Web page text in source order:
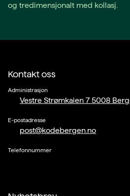
og tredimensjonalt med kollasj.
Kontakt oss
Administrasjon
Vestre Strømkaien 7 5008
E-postadresse
post@kodebergen.no
Telefonnummer